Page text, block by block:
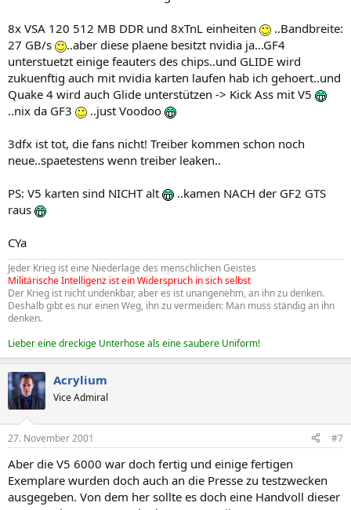
8x VSA 120 512 MB DDR und 8xTnL einheiten
..Bandbreite:
27 GB/s
..aber diese plaene besitzt nvidia ja...GF4
unterstuetzt einige feauters des chips..und GLIDE wird
zukuenftig auch mit nvidia karten laufen hab ich gehoert..und
Quake 4 wird auch Glide unterstützen -> Kick Ass mit V5
..nix da GF3
..just Voodoo
3dfx ist tot, die fans nicht! Treiber kommen schon noch
neue..spaetestens wenn treiber leaken..
PS: V5 karten sind NICHT alt
..kamen NACH der GF2 GTS
raus
CYa
Jeder Krieg ist eine Niederlage des menschlichen Geistes
Militärische Intelligenz ist ein Widerspruch in sich selbst
Der Krieg ist nicht undenkbar, aber es ist unangenehm, an ihn zu denken.
Deshalb gibt es nur einen Weg, ihn zu vermeiden: Man muss ständig an ihn
denken.
Lieber eine dreckige Unterhose als eine saubere Uniform!
Acrylium
Vice Admiral
27. November 2001 #7
Aber die V5 6000 war doch fertig und einige fertigen
Exemplare wurden doch auch an die Presse zu testzwecken
ausgegeben. Von dem her sollte es doch eine Handvoll dieser